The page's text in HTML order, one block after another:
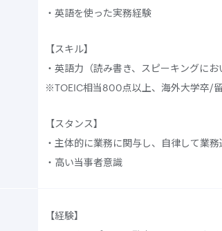
・英語を使った実務経験
【スキル】
・英語力（読み書き、スピーキングに
※TOEIC相当800点以上、海外大学卒/
【スタンス】
・主体的に業務に関与し、自律して業
・高い当事者意識
【経験】